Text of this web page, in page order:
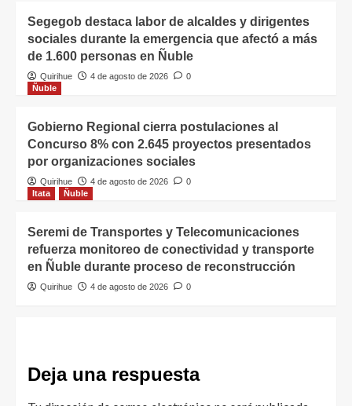
Segegob destaca labor de alcaldes y dirigentes
sociales durante la emergencia que afectó a más
de 1.600 personas en Ñuble
Quirihue 4 de agosto de 2026
0
Ñuble
Gobierno Regional cierra postulaciones al
Concurso 8% con 2.645 proyectos presentados
por organizaciones sociales
Quirihue 4 de agosto de 2026
0
Itata
Ñuble
Seremi de Transportes y Telecomunicaciones
refuerza monitoreo de conectividad y transporte
en Ñuble durante proceso de reconstrucción
Quirihue 4 de agosto de 2026 0
Deja una respuesta